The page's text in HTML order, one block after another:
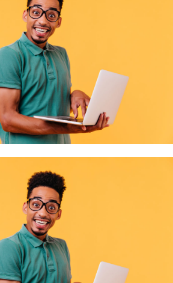
la Mission locale et d'autres partenaires à une